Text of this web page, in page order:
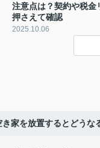
注意点は？契約や税金
押さえて確認
2025.10.06
き家を放置するとどうな